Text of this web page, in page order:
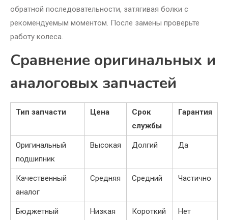
обратной последовательности, затягивая болки с
рекомендуемым моментом. После замены проверьте
работу колеса.
Сравнение оригинальных и
аналоговых запчастей
Тип запчасти Цена
Срок
службы
Гарантия
Оригинальный
подшипник
Высокая Долгий Да
Качественный
аналог
Средняя Средний Частично
Бюджетный
Низкая Короткий Нет